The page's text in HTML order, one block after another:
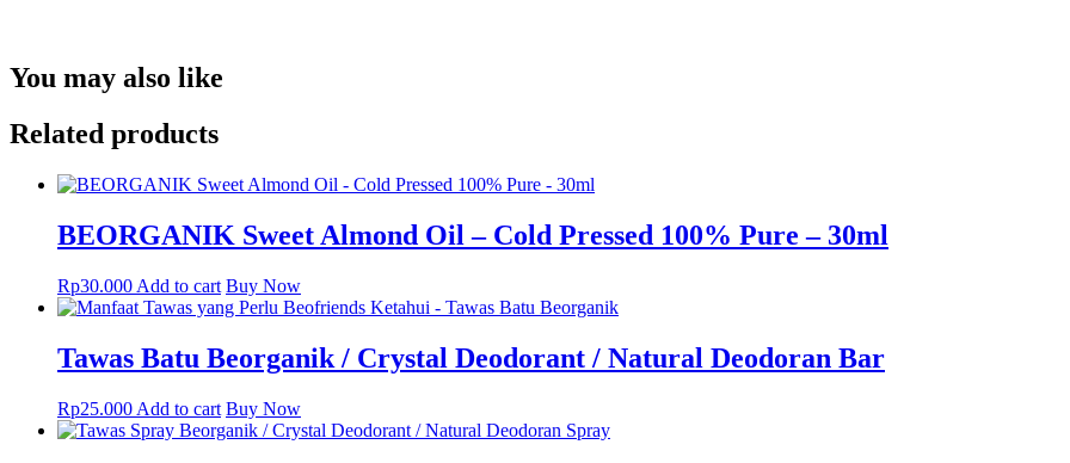
Minyak
Murni
100%
quantity
You may also like
Related products
BEORGANIK Sweet Almond Oil – Cold Pressed 100% Pure – 30ml
Rp30.000 Add to cart Buy Now
Tawas Batu Beorganik / Crystal Deodorant / Natural Deodoran Bar
Rp25.000 Add to cart Buy Now